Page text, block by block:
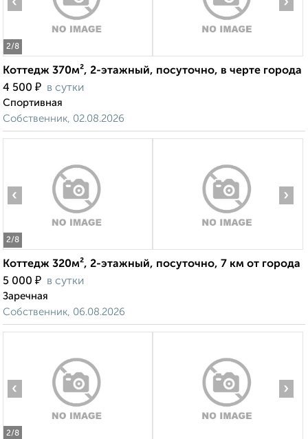
2/8
Коттедж 370м², 2-этажный, посуточно, в черте города
4 500 ₽ в сутки
Спортивная
Собственник, 02.08.2026
2/8
‹ ›
Коттедж 320м², 2-этажный, посуточно, 7 км от города
5 000 ₽ в сутки
Заречная
Собственник, 06.08.2026
2/8
‹ ›